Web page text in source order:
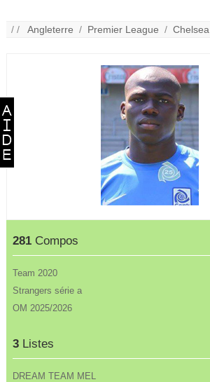
/ /Angleterre / Premier League /Chelsea
281 Compos
Team 2020
Strangers série a
OM 2025/2026
3 Listes
DREAM TEAM MEL